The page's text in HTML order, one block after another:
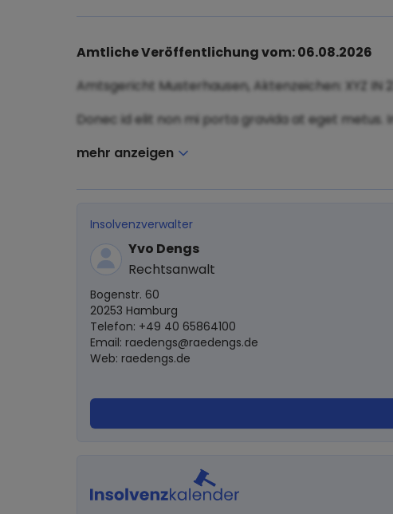
Amtliche Veröffentlichung vom: 06.08.2026
Amtsgericht Musterhausen, Aktenzeichen: XYZ IN
Donec id elit non mi porta gravida at eget
mehr anzeigen
Insolvenzverwalter
Yvo Dengs
Rechtsanwalt
Bogenstr. 60
20253 Hamburg
Telefon: +49 40 65864100
Email: raedengs@raedengs.de
Web: raedengs.de